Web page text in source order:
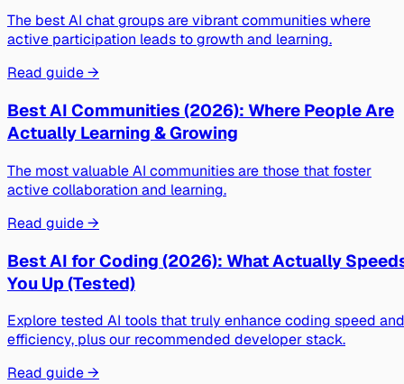
The best AI chat groups are vibrant communities where
active participation leads to growth and learning.
Read guide →
Best AI Communities (2026): Where People Are
Actually Learning & Growing
The most valuable AI communities are those that foster
active collaboration and learning.
Read guide →
Best AI for Coding (2026): What Actually
You Up (Tested)
Explore tested AI tools that truly enhance coding speed and
efficiency, plus our recommended developer stack.
Read guide →